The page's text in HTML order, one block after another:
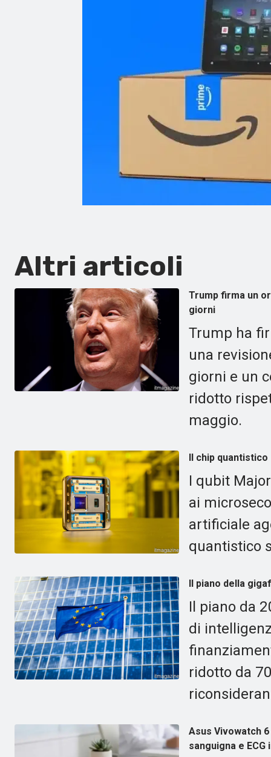
Altri articoli
Trump firma un
giorni
Trump ha
una
giorni e un
ridotto
maggio.
Il chip
I qubit
ai
artificiale
quantistico
Il piano della
Il piano da
di
ridotto da
Asus Vivowatch
sanguigna e